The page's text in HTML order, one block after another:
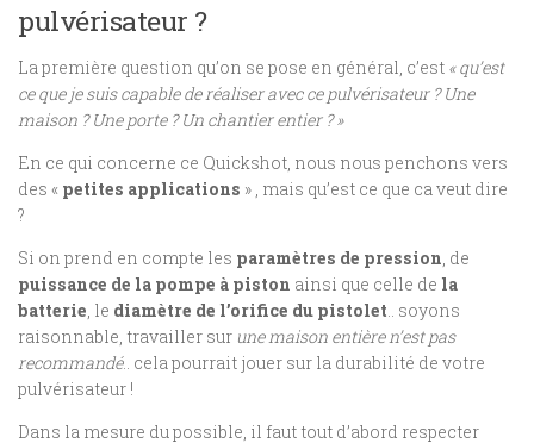
pulvérisateur ?
La première question qu’on se pose en général, c’est « qu’est
ce que je suis capable de réaliser avec ce pulvérisateur ? Une
maison ? Une porte ? Un chantier entier ? »
En ce qui concerne ce Quickshot, nous nous penchons vers
des « petites applications » , mais qu’est ce que ca veut dire
?
Si on prend en compte les paramètres de pression, de
puissance de la pompe à piston ainsi que celle de la
batterie, le diamètre de l’orifice du pistolet.. soyons
raisonnable, travailler sur une maison entière n’est pas
recommandé.. cela pourrait jouer sur la durabilité de votre
pulvérisateur !
Dans la mesure du possible, il faut tout d’abord respecter